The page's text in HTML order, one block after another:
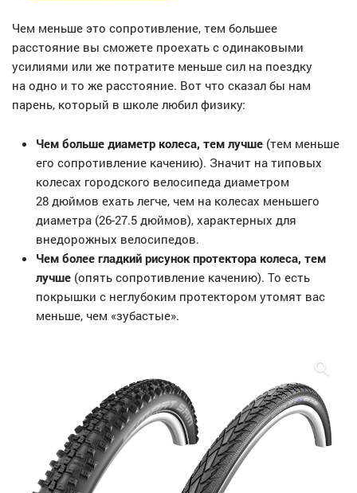
Чем меньше это сопротивление, тем большее
расстояние вы сможете проехать с одинаковыми
усилиями или же потратите меньше сил на поездку
на одно и то же расстояние. Вот что сказал бы нам
парень, который в школе любил физику:
Чем больше диаметр колеса, тем лучше (тем меньше
его сопротивление качению). Значит на типовых
колесах городского велосипеда диаметром
28 дюймов ехать легче, чем на колесах меньшего
диаметра (26-27.5 дюймов), характерных для
внедорожных велосипедов.
Чем более гладкий рисунок протектора колеса, тем
лучше (опять сопротивление качению). То есть
покрышки с неглубоким протектором утомят вас
меньше, чем «зубастые».